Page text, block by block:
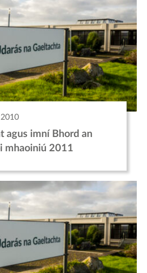
agus imní Bhord an
mhaoiniú 2011